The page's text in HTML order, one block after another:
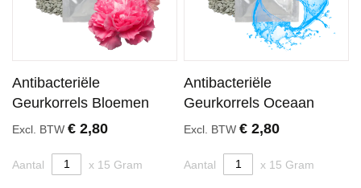
Antibacteriële
Geurkorrels Bloemen
Excl. BTW € 2,80
Aantal x 15 Gram
Antibacteriële
Geurkorrels Oceaan
Excl. BTW€ 2,80
Aantal x 15 Gram